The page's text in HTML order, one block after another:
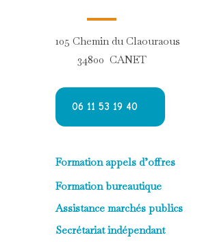
105 Chemin du Claouraous
34800 CANET
06 11 53 19 40
Formation appels d’offres
Formation bureautique
Assistance marchés publics
Secrétariat indépendant